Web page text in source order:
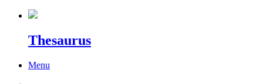
Thesaurus
Menu